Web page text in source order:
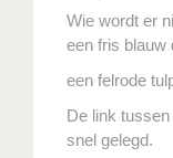
Wie wordt er
een fris blauw
een felrode
De link
snel gelegd.